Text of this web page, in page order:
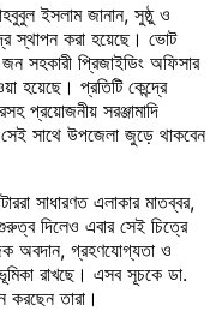
ইসলাম জানান, সুষ্ঠু ও
স্থাপন করা হয়েছে। ভোট
সহকারী প্রিজাইডিং অফিসার
হয়েছে। প্রতিটি কেন্দ্রে
প্রয়োজনীয় সরঞ্জামাদি
সাথে উপজেলা জুড়ে থাকবেন
সাধারণত এলাকার মাতব্বর,
দিলেও এবার সেই চিত্রে
অবদান, গ্রহণযোগ্যতা ও
রাখছে। এসব সূচকে ডা.
করছেন তারা।